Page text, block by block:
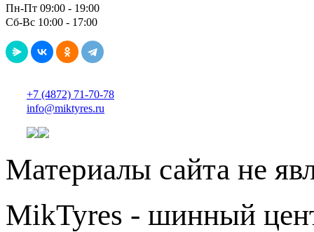
Пн-Пт 09:00 - 19:00
Сб-Вс 10:00 - 17:00
+7 (4872) 71-70-78
info@miktyres.ru
Материалы сайта не
MikTyres - шинный